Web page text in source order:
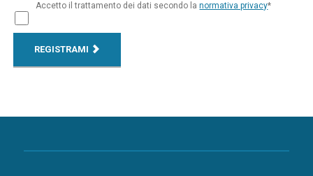
Accetto il trattamento dei dati secondo lanormativa privacy*
REGISTRAMI